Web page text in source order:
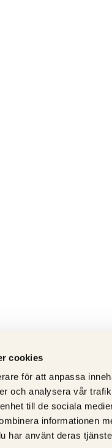
cookies
för att anpassa
och analysera vår
till de sociala
informationen
har använt deras